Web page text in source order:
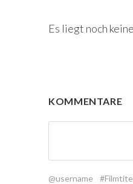
Es liegt noch
KOMMENTARE
@username